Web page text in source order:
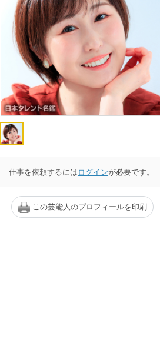
仕事を依頼するには ログインが必要です。
この芸能人のプロフィールを印刷